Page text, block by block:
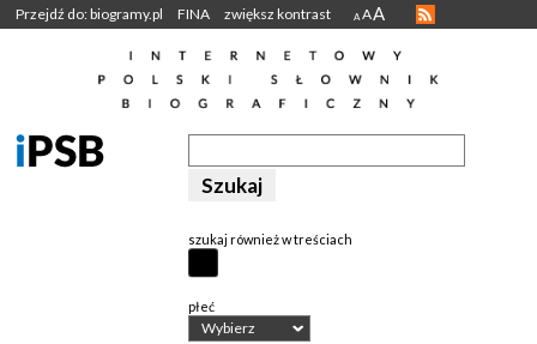
Przejdź do: biogramy.pl FINA zwiększ kontrast A AA
szukaj również w treściach
płeć
Wybierz